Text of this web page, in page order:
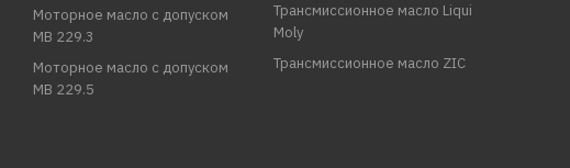
Моторное масло с допуском
MB 229.3
Моторное масло с допуском
MB 229.5
Трансмиссионное масло Liqui
Moly
Трансмиссионное масло ZIC